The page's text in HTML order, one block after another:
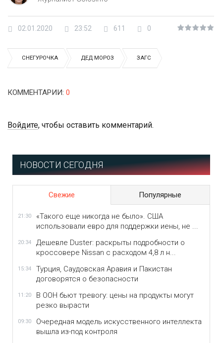
02.01.2020 23:52 611 0
СНЕГУРОЧКА ДЕД МОРОЗ ЗАГС
КОММЕНТАРИИ: 0
Войдите, чтобы оставить комментарий.
НОВОСТИ СЕГОДНЯ
Свежие Популярные
21:30
«Такого еще никогда не было». США
использовали евро для поддержки иены, не ...
20:34
Дешевле Duster: раскрыты подробности о
кроссовере Nissan с расходом 4,8 л н...
15:34
Турция, Саудовская Аравия и Пакистан
договорятся о безопасности
11:20
В ООН бьют тревогу: цены на продукты могут
резко вырасти
09:30
Очередная модель искусственного интеллекта
вышла из-под контроля